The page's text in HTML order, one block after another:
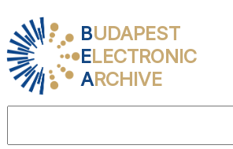
BUDAPEST
ELECTRONIC
ARCHIVE